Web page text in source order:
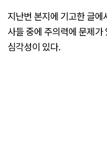
지난번 본지에 기고한 글
사들 중에 주의력에 문제
심각성이 있다.